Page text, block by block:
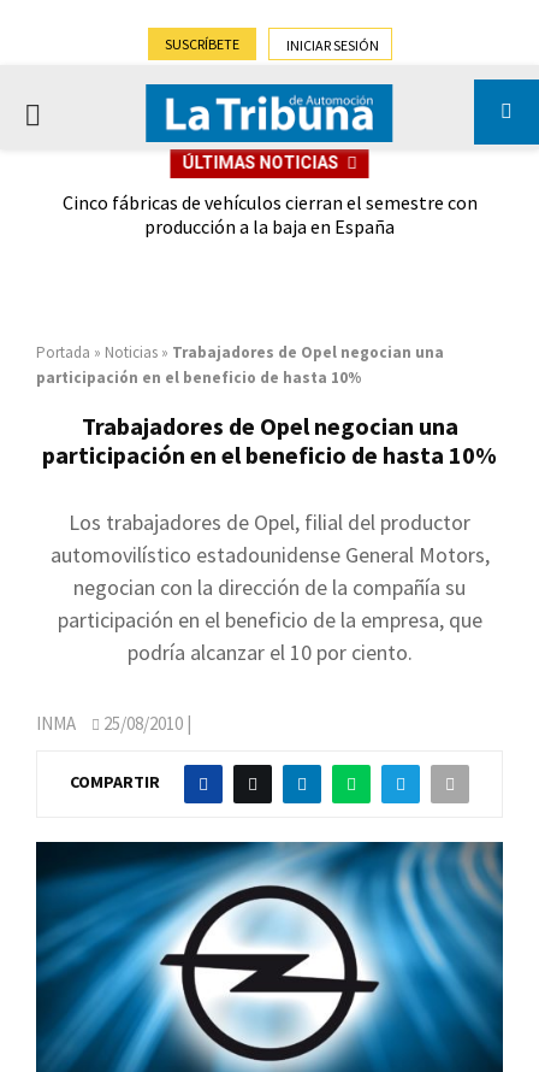
SUSCRÍBETE INICIAR SESIÓN
PRIMARY
ÚLTIMAS NOTICIAS
Cinco fábricas de vehículos cierran el semestre con
producción a la baja en España
Portada » Noticias » Trabajadores de Opel negocian una
participación en el beneficio de hasta 10%
Trabajadores de Opel negocian una
participación en el beneficio de hasta 10%
Los trabajadores de Opel, filial del productor
automovilístico estadounidense General Motors,
negocian con la dirección de la compañía su
participación en el beneficio de la empresa, que
podría alcanzar el 10 por ciento.
INMA 25/08/2010 |
COMPARTIR